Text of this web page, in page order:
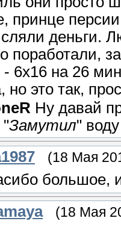
принце
деньги.
поработали,
- 6х16 на 26
но это так,
Ну давай
"Замутил"
(18 Мая
большое,
(18 Мая